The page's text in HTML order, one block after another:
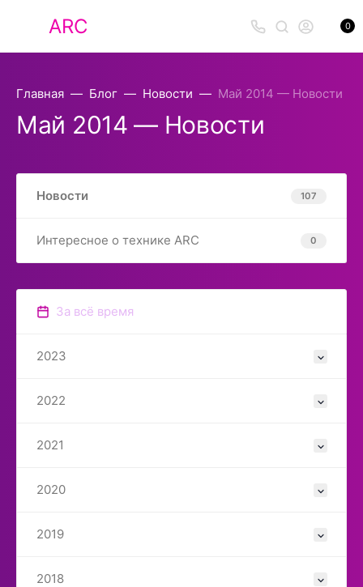
ARC 0
Главная Блог Новости Май 2014 — Новости
Май 2014 — Новости
Новости 107
Интересное о технике ARC 0
За всё время
2023
2022
2021
2020
2019
2018